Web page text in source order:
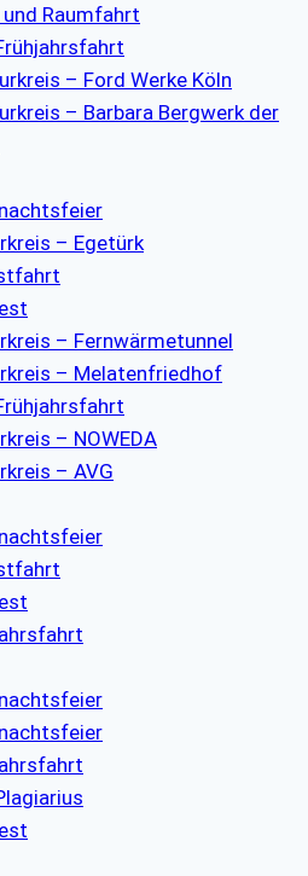
Raumfahrt
– Ford Werke Köln
– Barbara Bergwerk der
– Egetürk
– Fernwärmetunnel
– Melatenfriedhof
– NOWEDA
– AVG